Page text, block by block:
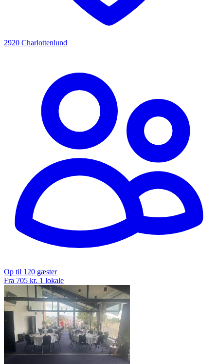
2920 Charlottenlund
Op til 120 gæster
Fra 705 kr. 1 lokale